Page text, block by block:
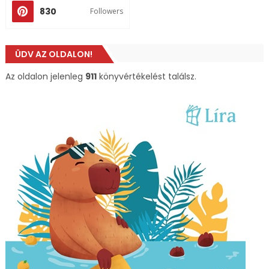
830 Followers
ÜDV AZ OLDALON!
Az oldalon jelenleg 911könyvértékelést találsz.